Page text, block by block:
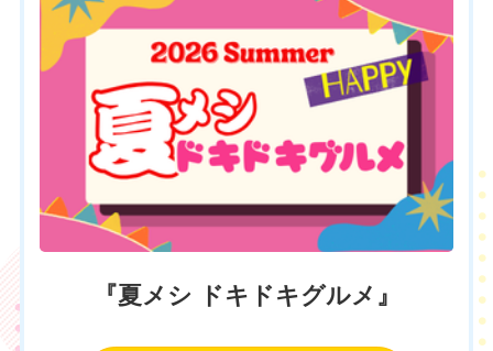
『夏メシ ドキドキグルメ』